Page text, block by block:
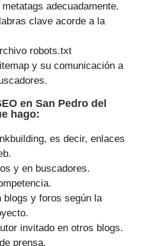
adecuadamente.
clave acorde a la
robots.txt
y su comunicación a
en San Pedro del
hago:
es decir, enlaces
y en buscadores.
blogs y foros según la
invitado en otros blogs.
prensa.